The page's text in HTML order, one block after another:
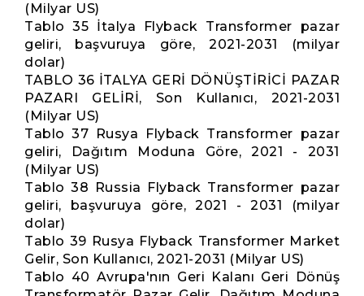
(Milyar US)
Tablo 35 İtalya Flyback Transformer pazar
geliri, başvuruya göre, 2021-2031 (milyar
dolar)
TABLO 36 İTALYA GERİ DÖNÜŞTİRİCİ PAZAR
PAZARI GELİRİ, Son Kullanıcı, 2021-2031
(Milyar US)
Tablo 37 Rusya Flyback Transformer pazar
geliri, Dağıtım Moduna Göre, 2021 - 2031
(Milyar US)
Tablo 38 Russia Flyback Transformer pazar
geliri, başvuruya göre, 2021 - 2031 (milyar
dolar)
Tablo 39 Rusya Flyback Transformer Market
Gelir, Son Kullanıcı, 2021-2031 (Milyar US)
Tablo 40 Avrupa'nın Geri Kalanı Geri Dönüş